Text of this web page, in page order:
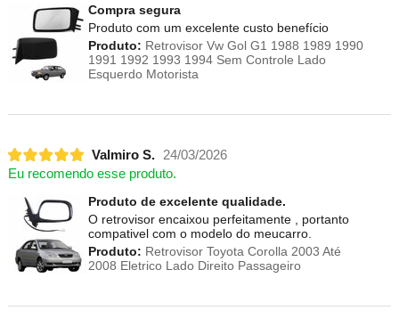
Compra segura
Produto com um excelente custo benefício
Produto: Retrovisor Vw Gol G1 1988 1989 1990
1991 1992 1993 1994 Sem Controle Lado
Esquerdo Motorista
Valmiro S.
24/03/2026
Eu recomendo esse produto.
Produto de excelente qualidade.
O retrovisor encaixou perfeitamente , portanto
compativel com o modelo do meucarro.
Produto: Retrovisor Toyota Corolla 2003 Até
2008 Eletrico Lado Direito Passageiro